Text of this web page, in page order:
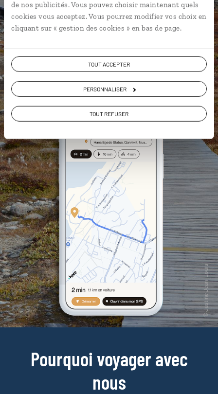
de nos publicités. Vous pouvez choisir maintenant quels
cookies vous acceptez. Vous pourrez modifier vos choix en
cliquant sur « gestion des cookies » en bas de page.
TOUT ACCEPTER
PERSONNALISER
TOUT REFUSER
géolocalisés
L'album souvenirs à composer
vous-même
DÉCOUVRIR LUCIOLE
Pourquoi voyager avec
nous